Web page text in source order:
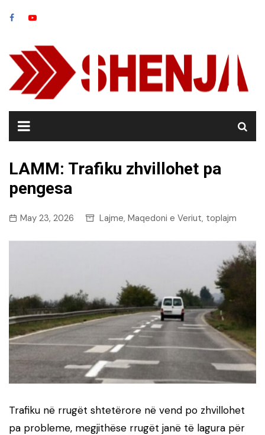
LAMM: Trafiku zhvillohet pa
pengesa
May 23, 2026 Lajme, Maqedoni e Veriut, toplajm
Trafiku në rrugët shtetërore në vend po zhvillohet
pa probleme, megjithëse rrugët janë të lagura për